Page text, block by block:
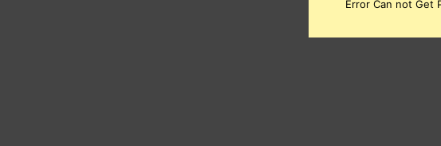
Error Can not Get